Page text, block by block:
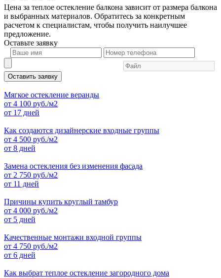
Цена за теплое остекление балкона зависит от размера балкона
и выбранных материалов. Обратитесь за конкретным
расчетом к специалистам, чтобы получить наилучшее
предложение.
Оставьте заявку
Оставить заявку
Мягкое остекление веранды
от 4 100 руб./м2
от 17 дней
Как создаются дизайнерские входные группы
от 4 500 руб./м2
от 8 дней
Замена остекления без изменения фасада
от 2 750 руб./м2
от 11 дней
Причины купить круглый тамбур
от 4 000 руб./м2
от 5 дней
Качественные монтажи входной группы
от 4 750 руб./м2
от 6 дней
Как выбрат теплое остекление загородного дома